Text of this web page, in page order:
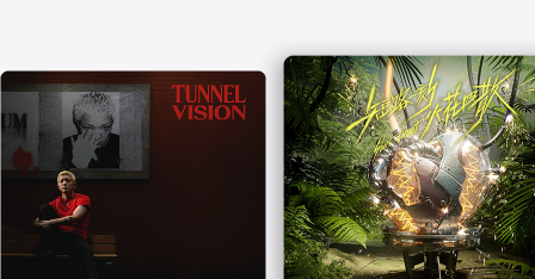
口
中
打
开)